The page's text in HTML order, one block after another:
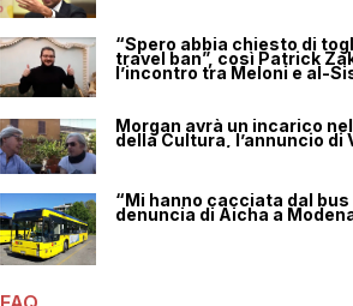
“Spero abbia chiesto di
travel ban”, così Patrick
l’incontro tra Meloni e al-
Morgan avrà un incarico
della Cultura, l’annuncio di
“Mi hanno cacciata dal bus
denuncia di Aicha a